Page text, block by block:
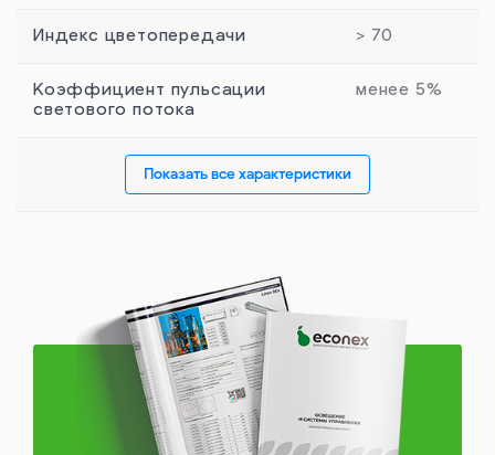
Индекс цветопередачи > 70
Коэффициент пульсации
светового потока
менее 5%
Показать все характеристики